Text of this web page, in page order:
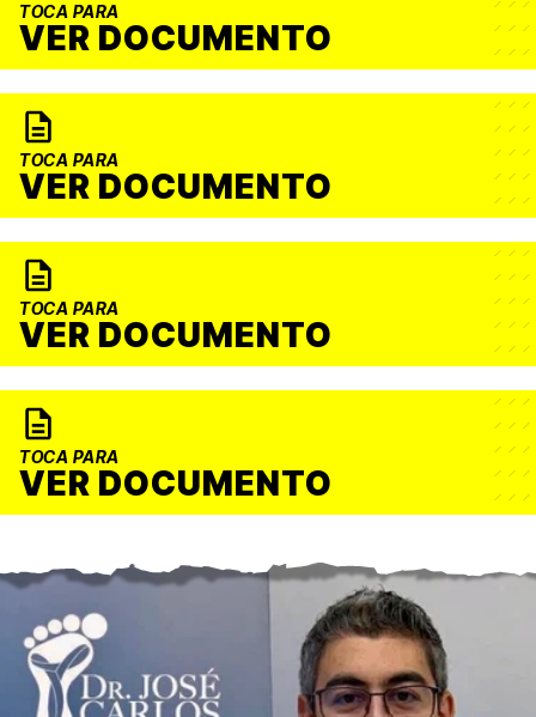
TOCA PARA
VER DOCUMENTO
TOCA PARA
VER DOCUMENTO
TOCA PARA
VER DOCUMENTO
TOCA PARA
VER DOCUMENTO